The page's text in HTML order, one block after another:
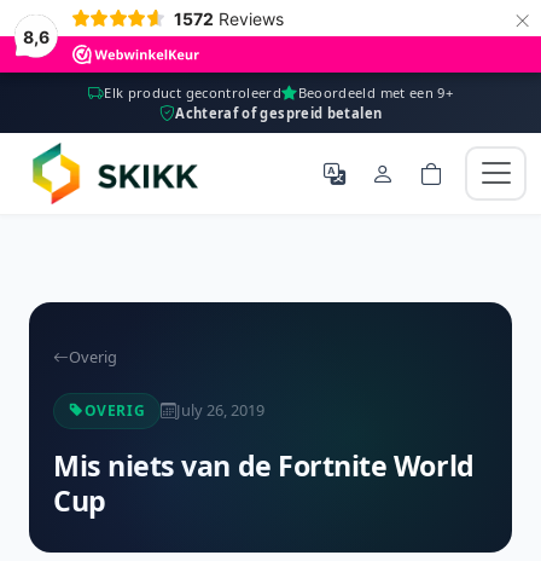
8,6
1572 Reviews ×
Elk product gecontroleerd
Beoordeeld met een 9+
Achteraf of gespreid betalen
Overig
OVERIG July 26, 2019
Mis niets van de Fortnite World
Cup